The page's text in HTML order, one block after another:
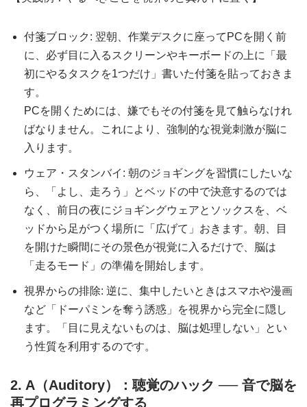
付箋ブロック: 翌朝、作業デスクに座ってPCを開く前
に、必ず目に入るスクリーンやキーボードの上に「最
初にやるタスクを1つだけ」書いた付箋を貼っておきま
す。
PCを開くためには、嫌でもその付箋を見て触らなけれ
ばなりません。これにより、強制的な視覚刺激が脳に
入ります。
ウェア・スタンバイ: 朝のジョギングを習慣にしたいな
ら、「よし、走ろう」とベッドの中で決意するのでは
なく、前日の夜にジョギングウェアとソックスを、ベ
ッドから足がつく場所に「広げて」おきます。朝、目
を開けた瞬間にその景色が視覚に入るだけで、脳は
「走るモード」の準備を開始します。
視界からの排除: 逆に、集中したいときはスマホや漫画
など「ドーパミンを奪う誘惑」を視界から完全に隠し
ます。「目に見えないものは、脳は処理しない」とい
う性質を利用するのです。
2. A（Auditory）：聴覚のハック ── 音で脳を
再プログラミングする